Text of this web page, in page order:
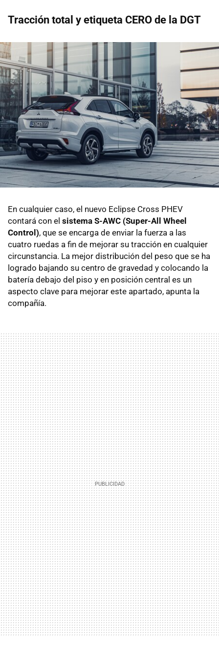
Tracción total y etiqueta CERO de la DGT
En cualquier caso, el nuevo Eclipse Cross PHEV
contará con el sistema S-AWC (Super-All Wheel
Control), que se encarga de enviar la fuerza a las
cuatro ruedas a fin de mejorar su tracción en cualquier
circunstancia. La mejor distribución del peso que se ha
logrado bajando su centro de gravedad y colocando la
batería debajo del piso y en posición central es un
aspecto clave para mejorar este apartado, apunta la
compañía.